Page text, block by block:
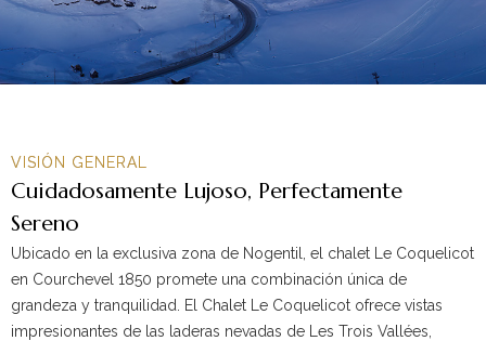
VISIÓN GENERAL
Cuidadosamente Lujoso, Perfectamente
Sereno
Ubicado en la exclusiva zona de Nogentil, el chalet Le Coquelicot
en Courchevel 1850 promete una combinación única de
grandeza y tranquilidad. El Chalet Le Coquelicot ofrece vistas
impresionantes de las laderas nevadas de Les Trois Vallées,